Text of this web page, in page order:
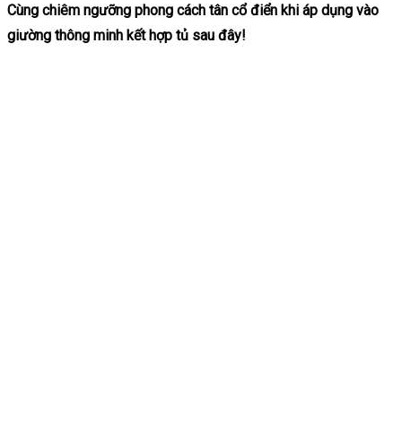
Cùng chiêm ngưỡng phong cách tân cổ điển khi áp dụng vào
giường thông minh kết hợp tủ sau đây!